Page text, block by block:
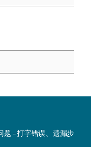
– 打字错误、遗漏步